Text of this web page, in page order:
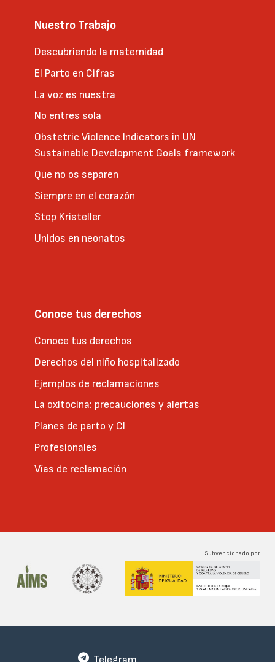
Nuestro Trabajo
Descubriendo la maternidad
El Parto en Cifras
La voz es nuestra
No entres sola
Obstetric Violence Indicators in UN
Sustainable Development Goals framework
Que no os separen
Siempre en el corazón
Stop Kristeller
Unidos en neonatos
Conoce tus derechos
Conoce tus derechos
Derechos del niño hospitalizado
Ejemplos de reclamaciones
La oxitocina: precauciones y alertas
Planes de parto y CI
Profesionales
Vías de reclamación
Subvencionado por